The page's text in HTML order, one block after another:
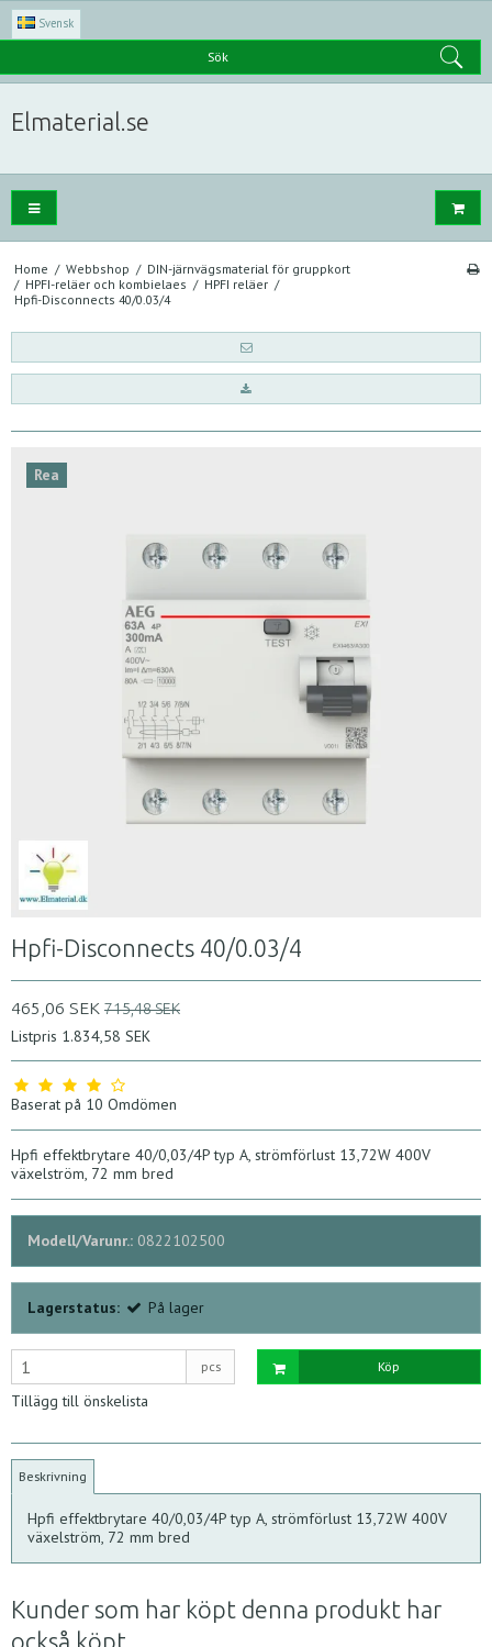
Svensk
Sök
Elmaterial.se
Home / Webbshop / DIN-järnvägsmaterial för gruppkort
/ HPFI-reläer och kombielaes / HPFI reläer /
Hpfi-Disconnects 40/0.03/4
Rea
Hpfi-Disconnects 40/0.03/4
465,06 SEK 715,48 SEK
Listpris 1.834,58 SEK
Baserat på 10 Omdömen
Hpfi effektbrytare 40/0,03/4P typ A, strömförlust 13,72W 400V
växelström, 72 mm bred
Modell/Varunr.: 0822102500
Lagerstatus: På lager
pcs Köp
Tillägg till önskelista
Beskrivning
Hpfi effektbrytare 40/0,03/4P typ A, strömförlust 13,72W 400V
växelström, 72 mm bred
Kunder som har köpt denna produkt har
också köpt